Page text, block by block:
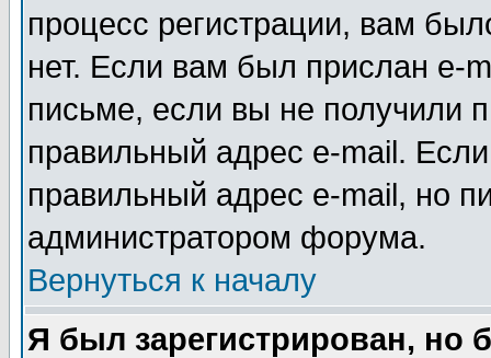
процесс регистрации, вам
нет. Если вам был прислан e-
письме, если вы не получили
правильный адрес e-mail.
правильный адрес e-mail, но
администратором форума.
Вернуться к началу
Я был зарегистрирован, но